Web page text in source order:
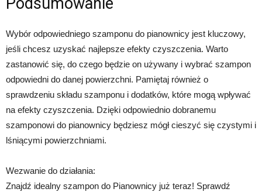
Wybór odpowiedniego szamponu do pianownicy jest kluczowy,
jeśli chcesz uzyskać najlepsze efekty czyszczenia. Warto
zastanowić się, do czego będzie on używany i wybrać szampon
odpowiedni do danej powierzchni. Pamiętaj również o
sprawdzeniu składu szamponu i dodatków, które mogą wpływać
na efekty czyszczenia. Dzięki odpowiednio dobranemu
szamponowi do pianownicy będziesz mógł cieszyć się czystymi i
lśniącymi powierzchniami.
Wezwanie do działania:
Znajdź idealny szampon do Pianownicy już teraz! Sprawdź